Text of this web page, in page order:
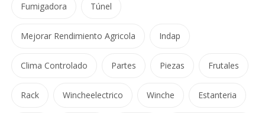
Fumigadora Túnel
Mejorar Rendimiento Agricola Indap
Clima Controlado Partes Piezas Frutales
Rack Wincheelectrico Winche Estanteria